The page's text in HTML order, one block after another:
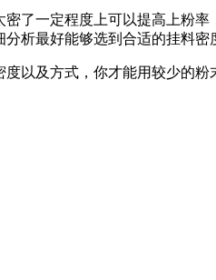
了一定程度上可以提高上粉
析最好能够选到合适的挂料密
以及方式，你才能用较少的粉